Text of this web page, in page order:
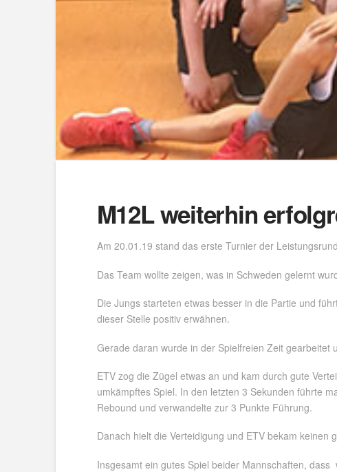
M12L weiterhin
Am 20.01.19 stand das erste Turnier der
Das Team wollte zeigen, was in Schweden gelernt
Die Jungs starteten etwas besser in die Partie und
dieser Stelle positiv erwähnen.
Gerade daran wurde in der Spielfreien Zeit
ETV zog die Zügel etwas an und kam durch gute
umkämpftes Spiel. In den letzten 3 Sekunden führte
Rebound und verwandelte zur 3 Punkte Führung.
Danach hielt die Verteidigung und ETV bekam keinen
Insgesamt ein gutes Spiel beider Mannschaften,